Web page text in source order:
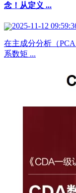
念！从定义 ...
2025-11-12
在主成分分析（
系数矩 ...